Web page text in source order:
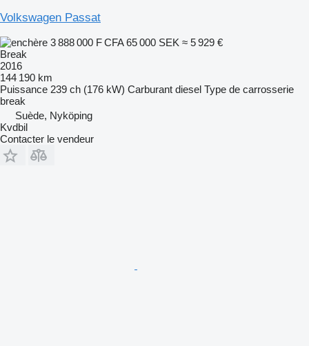
Volkswagen Passat
3 888 000 F CFA65 000 SEK ≈ 5 929 €
Break
2016
144 190 km
Puissance 239 ch (176 kW) Carburant diesel Type de carrosserie
break
Suède, Nyköping
Kvdbil
Contacter le vendeur